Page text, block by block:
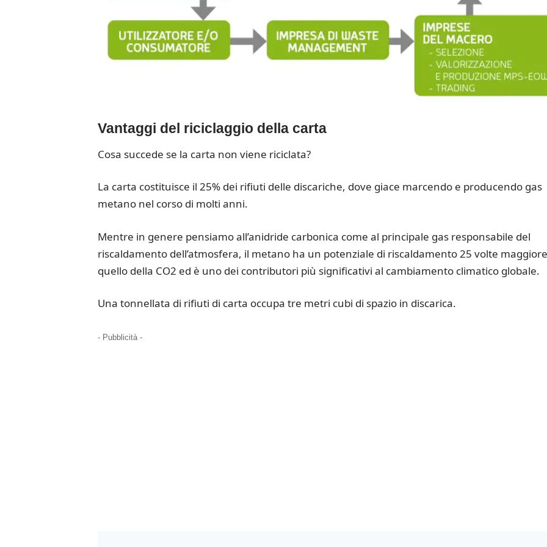
Vantaggi del riciclaggio della carta
Cosa succede se la carta non viene riciclata?
La carta costituisce il 25% dei rifiuti delle discariche, dove giace marcendo e producendo gas
metano nel corso di molti anni.
Mentre in genere pensiamo all’anidride carbonica come al principale gas responsabile del
riscaldamento dell’atmosfera, il metano ha un potenziale di riscaldamento 25 volte
quello della CO2 ed è uno dei contributori più significativi al cambiamento climatico globale.
Una tonnellata di rifiuti di carta occupa tre metri cubi di spazio in discarica.
- Pubblicità -